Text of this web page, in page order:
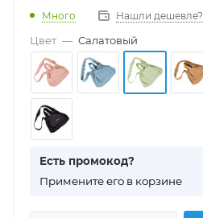
Много Нашли дешевле?
Цвет — Салатовый
Есть промокод?
Примените его в корзине